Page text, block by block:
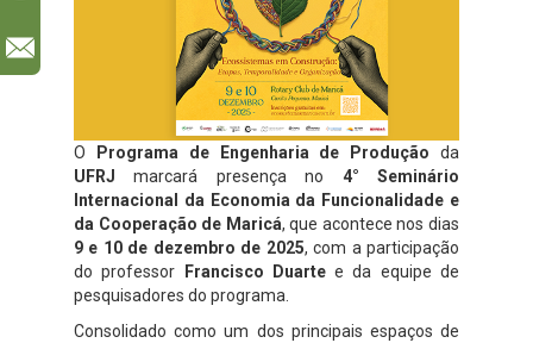
O Programa de Engenharia de Produção da
UFRJ marcará presença no 4° Seminário
Internacional da Economia da Funcionalidade e
da Cooperação de Maricá, que acontece nos dias
9 e 10 de dezembro de 2025, com a participação
do professor
Francisco Duartee da equipe de
pesquisadores do programa.
Consolidado como um dos principais espaços de